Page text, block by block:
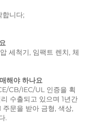
합니다;
세척기, 임팩트 렌치, 체
해야 하나요
CB/IEC/UL 인증을 획
수출되고 있으며 1년간
문을 받아 금형, 색상,
.